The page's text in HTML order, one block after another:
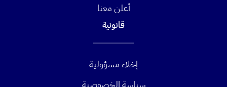
أعلن معنا
قانونية
إخلاء مسؤولية
سياسة الخصوصية